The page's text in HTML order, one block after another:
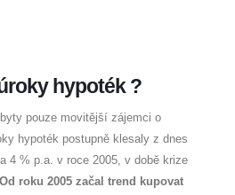
hypoték ?
pouze movitější zájemci o
hypoték postupně klesaly z dnes
4 % p.a. v roce 2005, v době krize
Od roku 2005 začal trend kupovat